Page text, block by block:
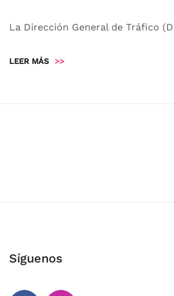
La Dirección General de Tráfico
LEER MÁS >>
Síguenos